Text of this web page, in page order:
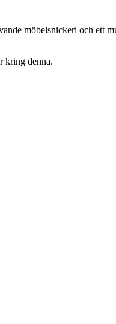
möbelsnickeri och ett
kring denna.